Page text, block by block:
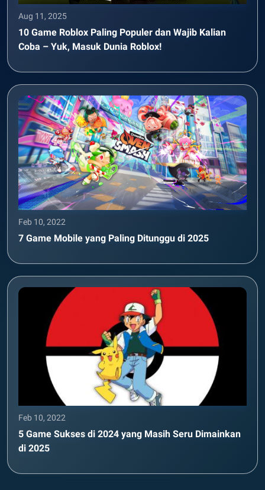
Aug 11, 2025
10 Game Roblox Paling Populer dan Wajib Kalian
Coba – Yuk, Masuk Dunia Roblox!
Feb 10, 2022
7 Game Mobile yang Paling Ditunggu di 2025
Feb 10, 2022
5 Game Sukses di 2024 yang Masih Seru Dimainkan
di 2025